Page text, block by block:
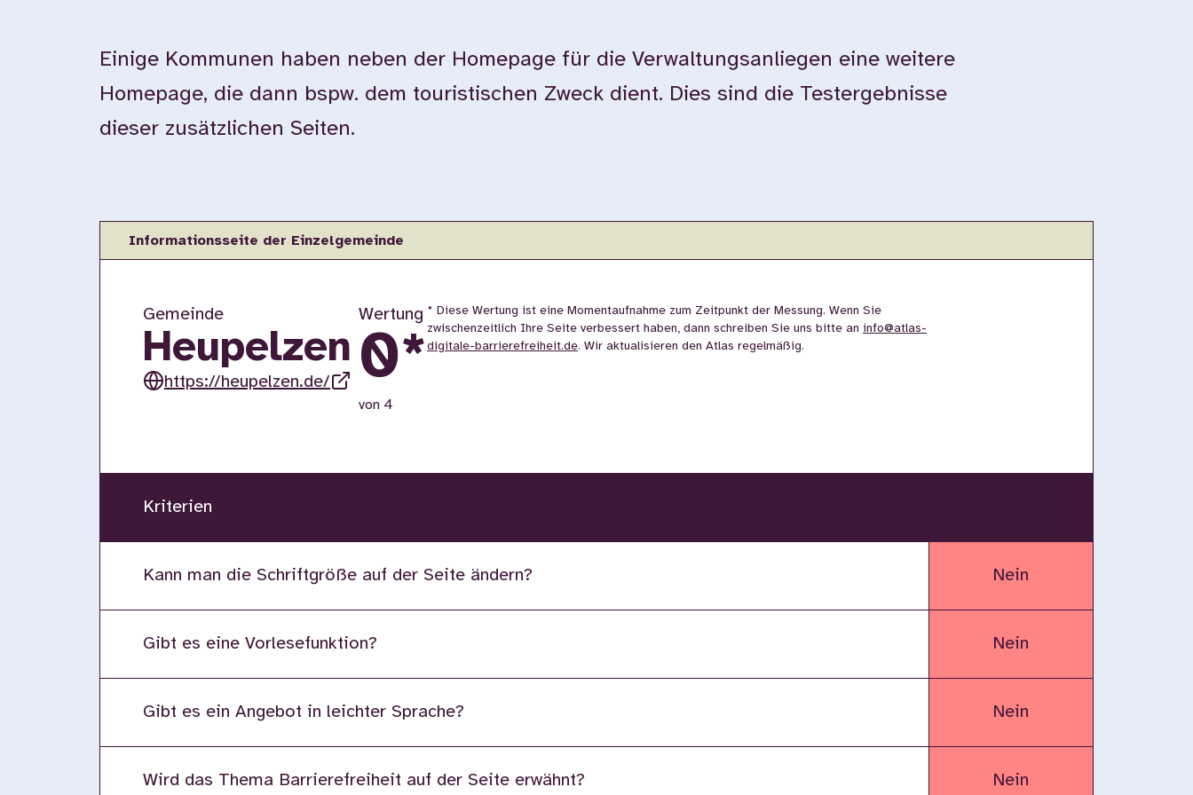
Einige Kommunen haben neben der Homepage für die Verwaltungsanliegen eine weitere
Homepage, die dann bspw. dem touristischen Zweck dient. Dies sind die Testergebnisse
dieser zusätzlichen Seiten.
Informationsseite der Einzelgemeinde
Gemeinde
Heupelzen
https://heupelzen.de/
Wertung
0*
von 4
* Diese Wertung ist eine Momentaufnahme zum Zeitpunkt der Messung. Wenn Sie
zwischenzeitlich Ihre Seite verbessert haben, dann schreiben Sie uns bitte an info@atlas-
digitale-barrierefreiheit.de. Wir aktualisieren den Atlas regelmäßig.
Kriterien
Kann man die Schriftgröße auf der Seite ändern? Nein
Gibt es eine Vorlesefunktion? Nein
Gibt es ein Angebot in leichter Sprache? Nein
Wird das Thema Barrierefreiheit auf der Seite erwähnt? Nein